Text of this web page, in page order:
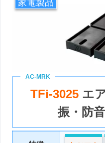
家電製品
TFi-3025 エ
振・防